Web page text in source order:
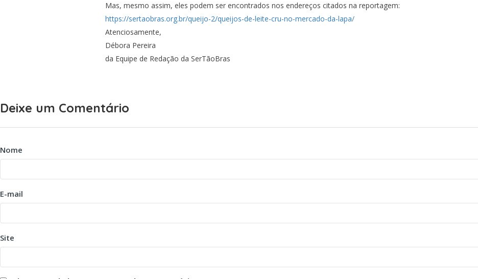
Mas, mesmo assim, eles podem ser encontrados nos endereços citados na reportagem:
https://sertaobras.org.br/queijo-2/queijos-de-leite-cru-no-mercado-da-lapa/
Atenciosamente,
Débora Pereira
da Equipe de Redação da SerTãoBras
Deixe um Comentário
Nome
E-mail
Site